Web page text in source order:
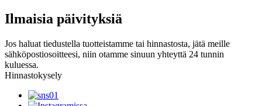
Ilmaisia ​​päivityksiä
Jos haluat tiedustella tuotteistamme tai hinnastosta, jätä meille
sähköpostiosoitteesi, niin otamme sinuun yhteyttä 24 tunnin
kuluessa.
Hinnastokysely